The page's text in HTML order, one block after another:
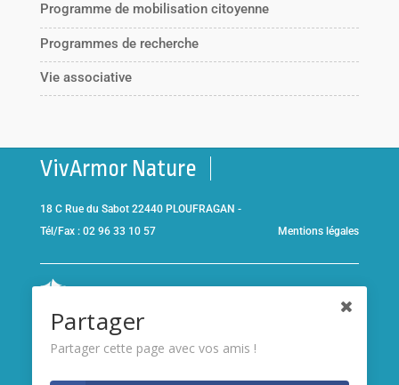
Programme de mobilisation citoyenne
Programmes de recherche
Vie associative
VivArmor Nature
18 C Rue du Sabot 22440 PLOUFRAGAN -
Tél/Fax : 02 96 33 10 57
Mentions légales
Brieucet adhérent de l’association
Partager
Partager cette page avec vos amis !